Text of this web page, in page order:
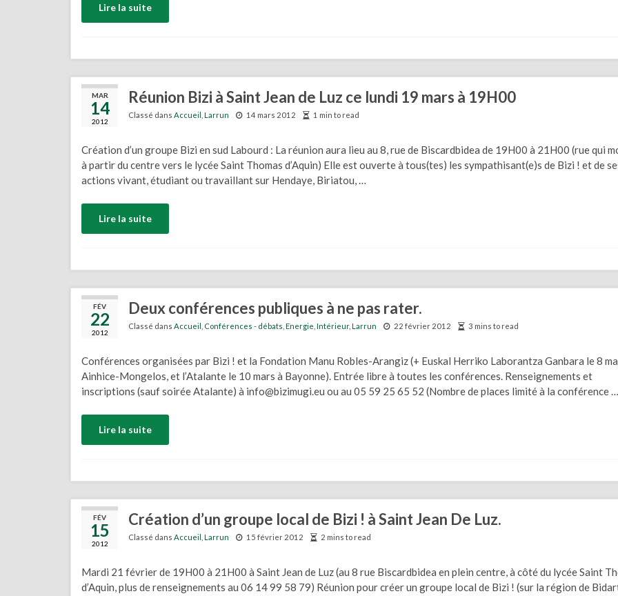
Lire la suite
MAR
14
2012
Réunion Bizi à Saint Jean de Luz ce lundi 19 mars à 19H00
Classé dans Accueil Larrun 14 mars 2012 1 min to read
Création d’un groupe Bizi en sud Labourd : La réunion aura lieu au 8, rue de Biscardbidea de 19H00 à 21H00 (rue qui
à partir du centre vers le lycée Saint Thomas d’Aquin) Elle est ouverte à tous(tes) les sympathisant(e)s de Bizi ! et de
actions vivant, étudiant ou travaillant sur Hendaye, Biriatou, …
Lire la suite
FÉV
22
2012
Deux conférences publiques à ne pas rater.
Classé dans Accueil Conférences - débats Energie Intérieur, Larrun 22 février 2012 3 mins to read
Conférences organisées par Bizi ! et la Fondation Manu Robles-Arangiz (+ Euskal Herriko Laborantza Ganbara le 8
Ainhice-Mongelos, et l’Atalante le 10 mars à Bayonne). Entrée libre à toutes les conférences. Renseignements et
inscriptions (sauf soirée Atalante) à info@bizimugi.eu ou au 05 59 25 65 52 (Nombre de places limité à la conférence …
Lire la suite
FÉV
15
2012
Création d’un groupe local de Bizi ! à Saint Jean De Luz.
Classé dans Accueil Larrun 15 février 2012 2 mins to read
Mardi 21 février de 19H00 à 21H00 à Saint Jean de Luz (au 8 rue Biscardbidea en plein centre, à côté du lycée Saint
d’Aquin, plus de renseignements au 06 14 99 58 79) Réunion pour créer un groupe local de Bizi ! (sur la région de